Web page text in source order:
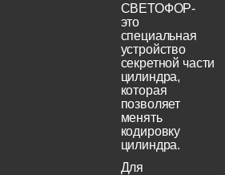
СВЕТОФОР-
это
специальная
устройство
секретной части
цилиндра,
которая
позволяет
менять
кодировку
цилиндра.
Для